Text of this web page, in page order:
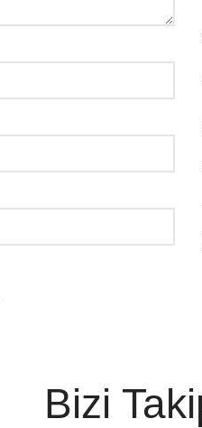
Bizi